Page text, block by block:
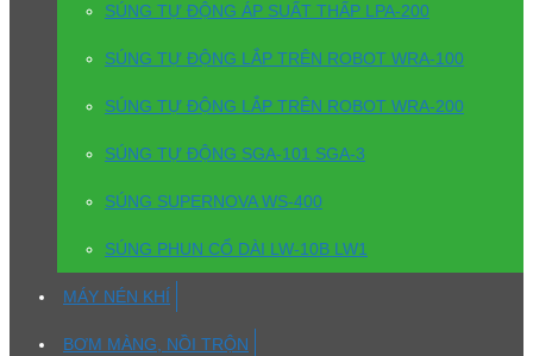
SÚNG TỰ ĐỘNG ÁP SUẤT THẤP LPA-200
SÚNG TỰ ĐỘNG LẮP TRÊN ROBOT WRA-100
SÚNG TỰ ĐỘNG LẮP TRÊN ROBOT WRA-200
SÚNG TỰ ĐỘNG SGA-101 SGA-3
SÚNG SUPERNOVA WS-400
SÚNG PHUN CỔ DÀI LW-10B LW1
MÁY NÉN KHÍ
BƠM MÀNG, NỒI TRỘN